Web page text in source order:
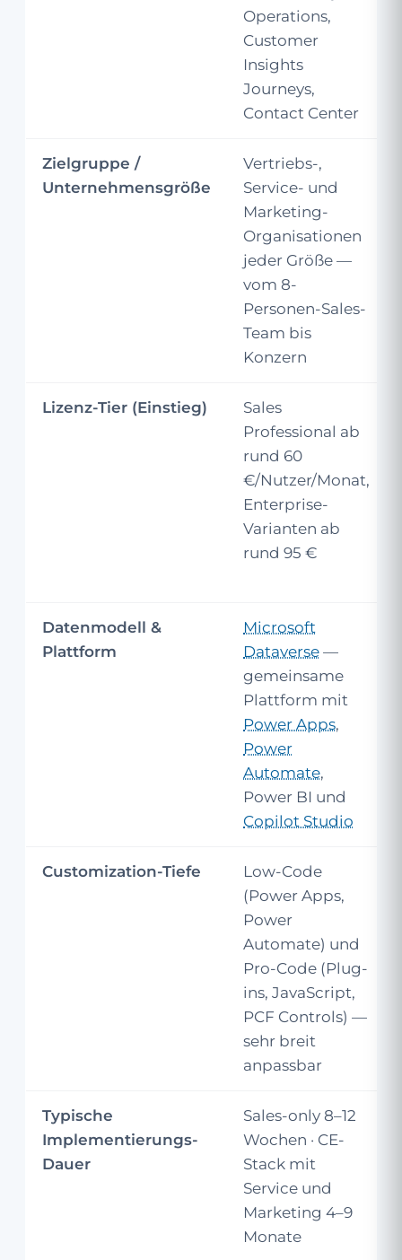
Operations,
Customer
Insights
Journeys,
Contact Center
Zielgruppe /
Unternehmensgröße
Vertriebs-,
Service- und
Marketing-
Organisationen
jeder Größe —
vom 8-
Personen-Sales-
Team bis
Konzern
Lizenz-Tier (Einstieg)
Sales
Professional ab
rund 60
€/Nutzer/Monat,
Enterprise-
Varianten ab
rund 95 €
Datenmodell &
Plattform
Microsoft
Dataverse —
gemeinsame
Plattform mit
Power Apps,
Power
Automate,
Power BI und
Copilot Studio
Customization-Tiefe
Low-Code
(Power Apps,
Power
Automate) und
Pro-Code (Plug-
ins, JavaScript,
PCF Controls) —
sehr breit
anpassbar
Typische
Implementierungs-
Dauer
Sales-only 8–12
Wochen · CE-
Stack mit
Service und
Marketing 4–9
Monate